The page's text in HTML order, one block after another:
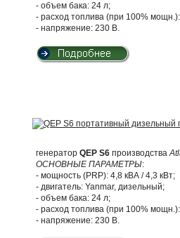
- объем бака: 24 л;
- расход топлива (при 100%
- напряжение: 230 В.
генератор QEP S6 производства
ОСНОВНЫЕ ПАРАМЕТРЫ:
- мощность (PRP): 4,8 кВА / 4,3 кВт;
- двигатель: Yanmar, дизельный;
- объем бака: 24 л;
- расход топлива (при 100%
- напряжение: 230 В.